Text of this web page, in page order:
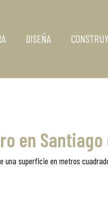
DISEÑA
en
superficie en metros